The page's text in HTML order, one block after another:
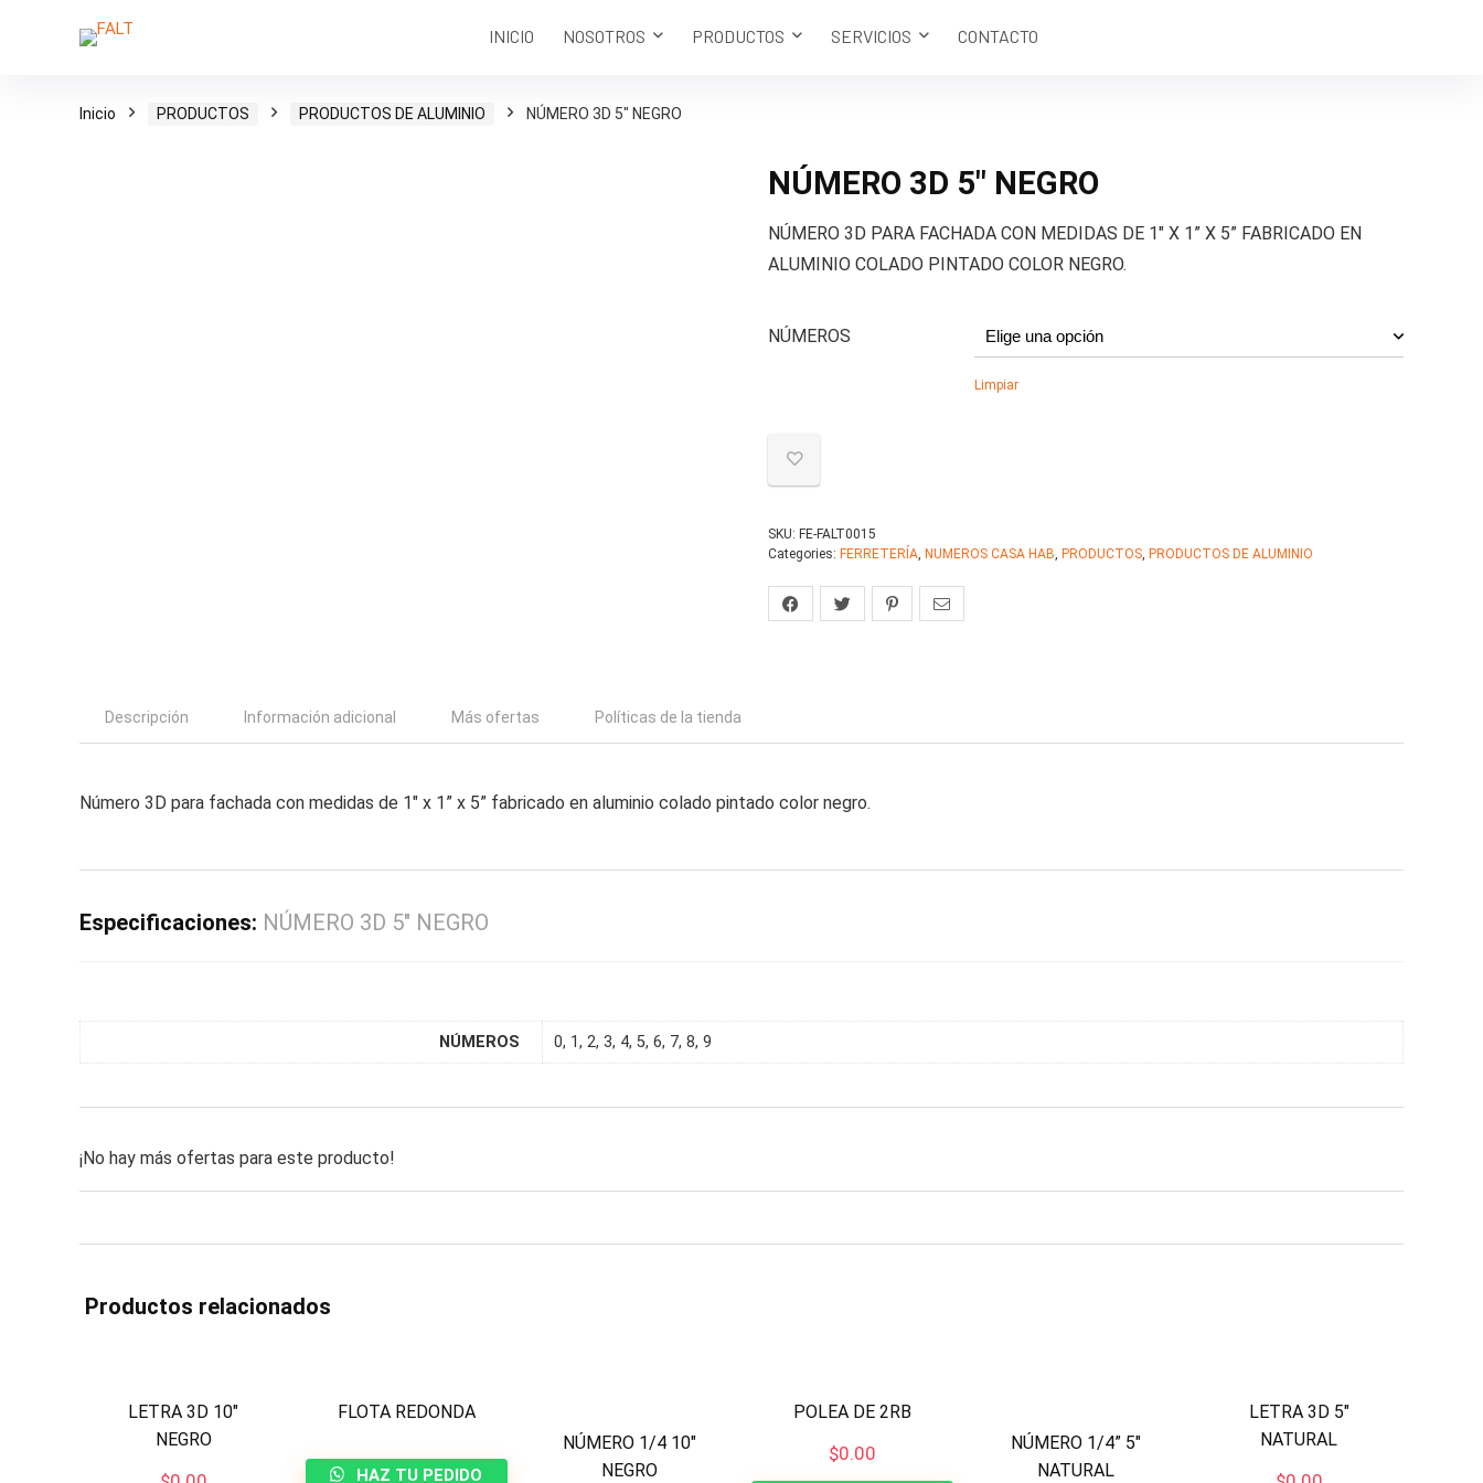
INICIO NOSOTROS PRODUCTOS SERVICIOS CONTACTO
Inicio PRODUCTOS PRODUCTOS DE ALUMINIO NÚMERO 3D 5″ NEGRO
NÚMERO 3D 5″ NEGRO
NÚMERO 3D PARA FACHADA CON MEDIDAS DE 1″ X 1” X 5” FABRICADO EN
ALUMINIO COLADO PINTADO COLOR NEGRO.
NÚMEROS
Limpiar
SKU: FE-FALT0015
Categories: FERRETERÍA, NUMEROS CASA HAB, PRODUCTOS, PRODUCTOS DE ALUMINIO
Descripción Información adicional Más ofertas Políticas de la tienda
Número 3D para fachada con medidas de 1″ x 1” x 5” fabricado en aluminio colado pintado color negro.
Especificaciones: NÚMERO 3D 5″ NEGRO
NÚMEROS 0, 1, 2, 3, 4, 5, 6, 7, 8, 9
¡No hay más ofertas para este producto!
Productos relacionados
LETRA 3D 10″
NEGRO
FLOTA REDONDA
HAZ TU PEDIDO
NÚMERO 1/4 10″
NEGRO
POLEA DE 2RB
$0.00
NÚMERO 1/4” 5″
NATURAL
LETRA 3D 5″
NATURAL